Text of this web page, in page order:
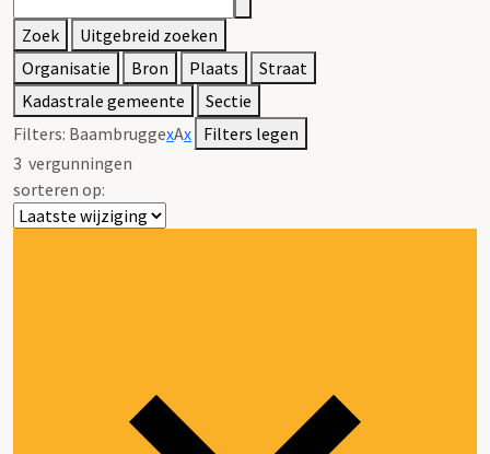
Zoek
Uitgebreid zoeken
Organisatie
Bron Plaats
Straat
Kadastrale gemeente
Sectie
Filters: BaambruggexAx Filters legen
3 vergunningen
sorteren op: